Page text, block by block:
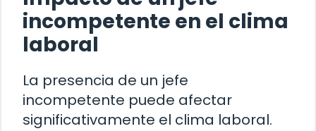
incompetente en el clima
laboral
La presencia de un jefe
incompetente puede afectar
significativamente el clima laboral.